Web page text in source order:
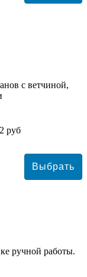
с ветчиной,
руб
ручной работы.